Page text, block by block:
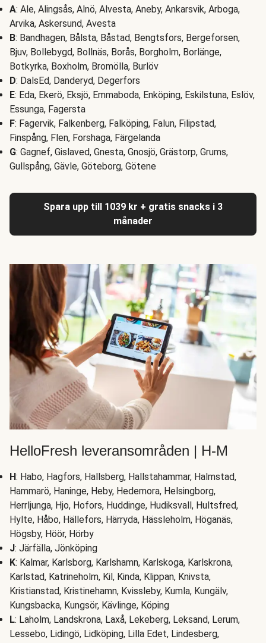
A: Ale, Alingsås, Alnö, Alvesta, Aneby, Ankarsvik, Arboga,
Arvika, Askersund, Avesta
B: Bandhagen, Bålsta, Båstad, Bengtsfors, Bergeforsen,
Bjuv, Bollebygd, Bollnäs, Borås, Borgholm, Borlänge,
Botkyrka, Boxholm, Bromölla, Burlöv
D: DalsEd, Danderyd, Degerfors
E: Eda, Ekerö, Eksjö, Emmaboda, Enköping, Eskilstuna, Eslöv,
Essunga, Fagersta
F: Fagervik, Falkenberg, Falköping, Falun, Filipstad,
Finspång, Flen, Forshaga, Färgelanda
G: Gagnef, Gislaved, Gnesta, Gnosjö, Grästorp, Grums,
Gullspång, Gävle, Göteborg, Götene
Spara upp till 1039 kr + gratis snacks i 3
månader
HelloFresh leveransområden | H-M
H: Habo, Hagfors, Hallsberg, Hallstahammar, Halmstad,
Hammarö, Haninge, Heby, Hedemora, Helsingborg,
Herrljunga, Hjo, Hofors, Huddinge, Hudiksvall, Hultsfred,
Hylte, Håbo, Hällefors, Härryda, Hässleholm, Höganäs,
Högsby, Höör, Hörby
J: Järfälla, Jönköping
K: Kalmar, Karlsborg, Karlshamn, Karlskoga, Karlskrona,
Karlstad, Katrineholm, Kil, Kinda, Klippan, Knivsta,
Kristianstad, Kristinehamn, Kvissleby, Kumla, Kungälv,
Kungsbacka, Kungsör, Kävlinge, Köping
L: Laholm, Landskrona, Laxå, Lekeberg, Leksand, Lerum,
Lessebo, Lidingö, Lidköping, Lilla Edet, Lindesberg,